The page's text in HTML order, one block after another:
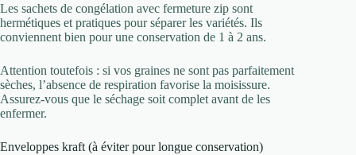
Les sachets de congélation avec fermeture zip sont
hermétiques et pratiques pour séparer les variétés. Ils
conviennent bien pour une conservation de 1 à 2 ans.
Attention toutefois : si vos graines ne sont pas parfaitement
sèches, l’absence de respiration favorise la moisissure.
Assurez-vous que le séchage soit complet avant de les
enfermer.
Enveloppes kraft (à éviter pour longue conservation)